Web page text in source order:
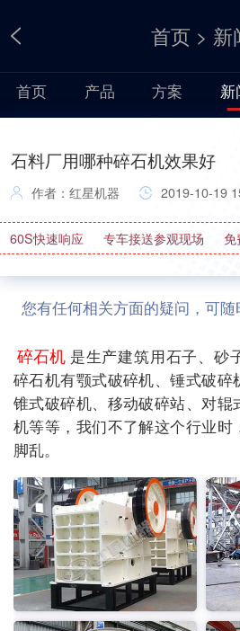
首页 > 新
首页 产品 方案 新
石料厂用哪种碎石机效果好
作者：红星机器 2019-10-19
60S快速响应 专车接送参观现场 免
您有任何相关方面的疑问，可随
碎石机 是生产建筑用石子、砂
碎石机有颚式破碎机、锤式破碎
锥式破碎机、移动破碎站、对辊
机等等，我们不了解这个行业时
脚乱。